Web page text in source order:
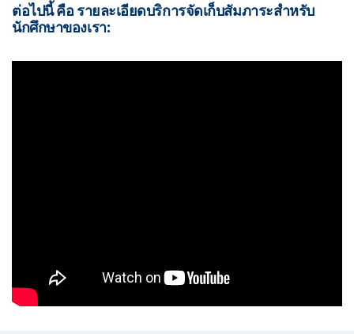
ต่อไปนี้ คือ รายละเอียดบริการจัดเก็บสัมภาระสำหรับ
นักศึกษาของเรา: